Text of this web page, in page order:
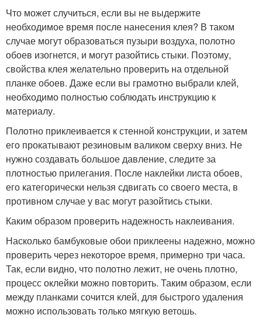
Что может случиться, если вы не выдержите
необходимое время после нанесения клея? В таком
случае могут образоваться пузыри воздуха, полотно
обоев изогнется, и могут разойтись стыки. Поэтому,
свойства клея желательно проверить на отдельной
планке обоев. Даже если вы грамотно выбрали клей,
необходимо полностью соблюдать инструкцию к
материалу.
Полотно приклеивается к стенной конструкции, и затем
его прокатывают резиновым валиком сверху вниз. Не
нужно создавать большое давление, следите за
плотностью прилегания. После наклейки листа обоев,
его категорически нельзя сдвигать со своего места, в
противном случае у вас могут разойтись стыки.
Каким образом проверить надежность наклеивания.
Насколько бамбуковые обои приклеены надежно, можно
проверить через некоторое время, примерно три часа.
Так, если видно, что полотно лежит, не очень плотно,
процесс оклейки можно повторить. Таким образом, если
между планками сочится клей, для быстрого удаления
можно использовать только мягкую ветошь.